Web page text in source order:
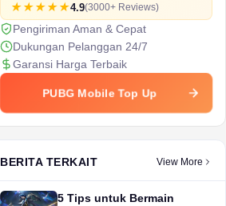
4.9(3000+ Reviews)
Pengiriman Aman & Cepat
Dukungan Pelanggan 24/7
Garansi Harga Terbaik
PUBG Mobile Top Up
BERITA TERKAIT View More
5 Tips untuk Bermain